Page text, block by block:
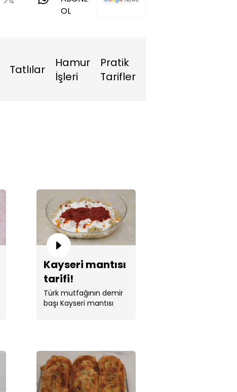
OL
Tatlılar
Hamur
İşleri
Pratik
Tarifler
Kayseri mantısı
tarifi!
Türk mutfağının demir
başı Kayseri mantısı